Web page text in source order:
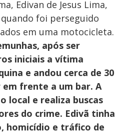
Edivan de Jesus Lima,
foi perseguido
em uma motocicleta.
após ser
iniciais a vítima
e andou cerca de 30
frente a um bar. A
local e realiza buscas
do crime. Edivã tinha
homicídio e tráfico de